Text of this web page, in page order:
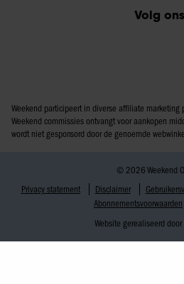
Volg ons
Weekend participeert in diverse affiliate marketing
Weekend commissies ontvangt voor aankopen
wordt niet gesponsord door de genoemde
© 2026 Weekend
Privacy statement
Disclaimer
Abonnementsvoorwaarden
Website gerealiseerd door